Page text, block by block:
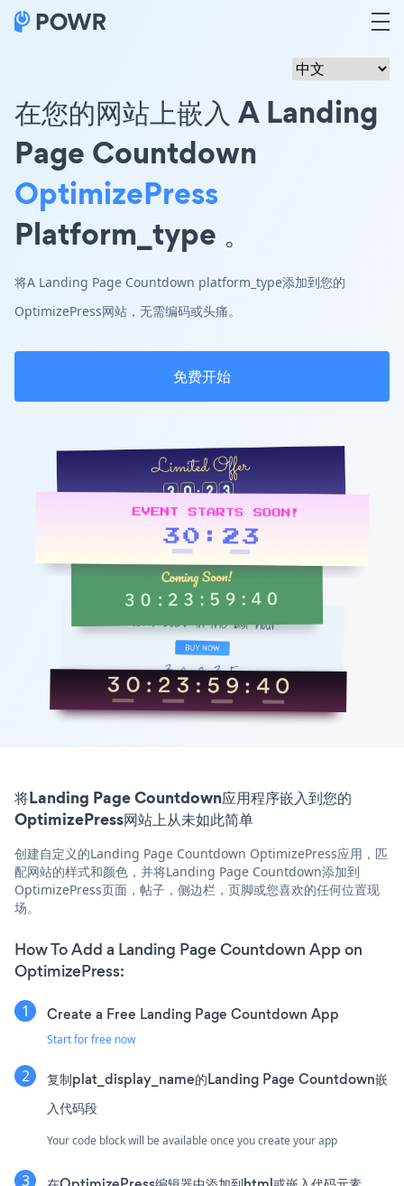
在您的网站上嵌入 A Landing
Page Countdown
OptimizePress
Platform_type 。
将A Landing Page Countdown platform_type添加到您的
OptimizePress网站，无需编码或头痛。
免费开始
将Landing Page Countdown应用程序嵌入到您的
OptimizePress网站上从未如此简单
创建自定义的Landing Page Countdown OptimizePress应用，匹
配网站的样式和颜色，并将Landing Page Countdown添加到
OptimizePress页面，帖子，侧边栏，页脚或您喜欢的任何位置现
场。
How To Add a Landing Page Countdown App on
OptimizePress:
Create a Free Landing Page Countdown App
Start for free now
复制plat_display_name的Landing Page Countdown嵌
入代码段
Your code block will be available once you create your app